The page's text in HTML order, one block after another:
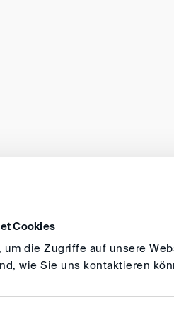
Cookies
um die Zugriffe auf unsere
wie Sie uns kontaktieren